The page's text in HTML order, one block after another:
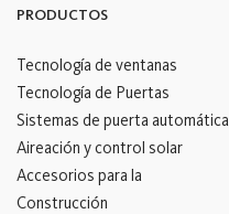
PRODUCTOS
Tecnología de ventanas
Tecnología de Puertas
Sistemas de puerta automática
Aireación y control solar
Accesorios para la
Construcción